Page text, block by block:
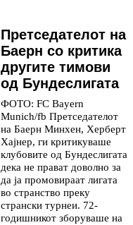
Претседателот на
Баерн со критика
другите тимови
од Бундеслигата
ФОТО: FC Bayern
Munich/fb Претседателот
на Баерн Минхен, Херберт
Хајнер, ги критикуваше
клубовите од Бундеслигата
дека не прават доволно за
да ја промовираат лигата
во странство преку
странски турнеи. 72-
годишникот зборуваше на